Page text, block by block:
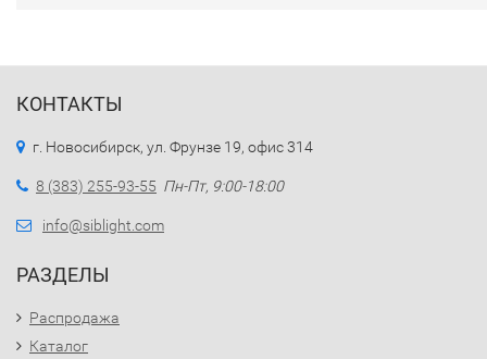
КОНТАКТЫ
г. Новосибирск, ул. Фрунзе 19, офис 314
8 (383) 255-93-55 Пн-Пт, 9:00-18:00
info@siblight.com
РАЗДЕЛЫ
Распродажа
Каталог